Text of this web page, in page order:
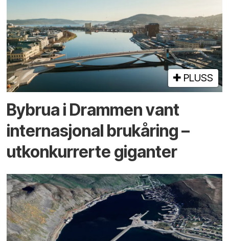
PLUSS
By­brua i Drammen vant
inter­nasjonal bru­kåring –
utkonkurrerte giganter